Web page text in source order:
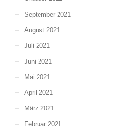
September 2021
August 2021
Juli 2021
Juni 2021
Mai 2021
April 2021
März 2021
Februar 2021